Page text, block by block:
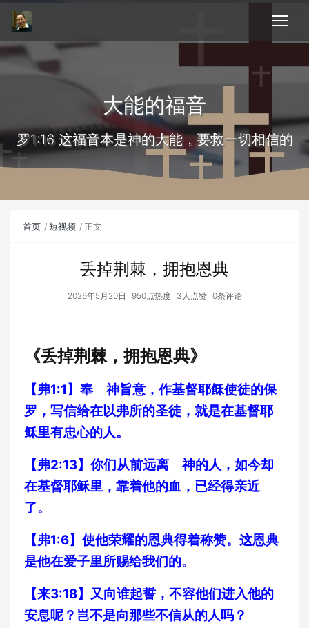
大能的福音
罗1:16 这福音本是神的大能，要救一切相信的
首页 短视频 正文
丢掉荆棘，拥抱恩典
2026年5月20日 950点热度 3人点赞 0条评论
《丢掉荆棘，拥抱恩典》
【弗1:1】奉 神旨意，作基督耶稣使徒的保
罗，写信给在以弗所的圣徒，就是在基督耶
稣里有忠心的人。
【弗2:13】你们从前远离 神的人，如今却
在基督耶稣里，靠着他的血，已经得亲近
了。
【弗1:6】使他荣耀的恩典得着称赞。这恩典
是他在爱子里所赐给我们的。
【来3:18】又向谁起誓，不容他们进入他的
安息呢？岂不是向那些不信从的人吗？